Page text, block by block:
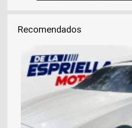
Recomendados